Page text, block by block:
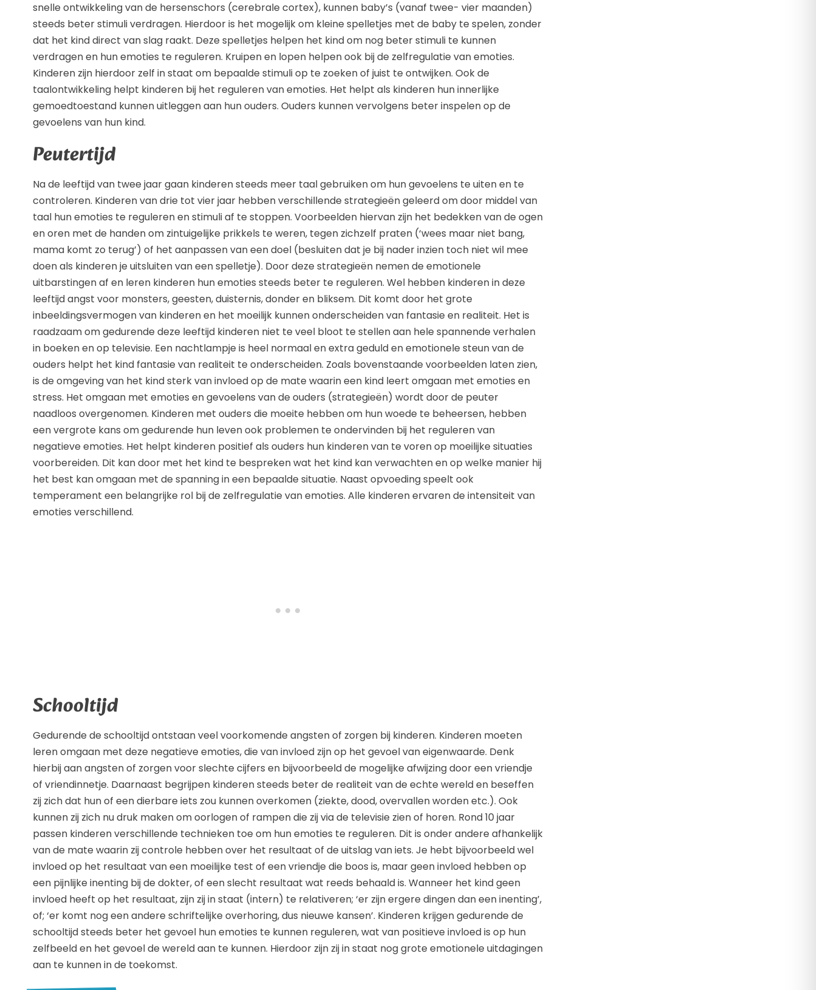
snelle ontwikkeling van de hersenschors (cerebrale cortex), kunnen baby’s (vanaf twee- vier maanden)
steeds beter stimuli verdragen. Hierdoor is het mogelijk om kleine spelletjes met de baby te spelen, zonder
dat het kind direct van slag raakt. Deze spelletjes helpen het kind om nog beter stimuli te kunnen
verdragen en hun emoties te reguleren. Kruipen en lopen helpen ook bij de zelfregulatie van emoties.
Kinderen zijn hierdoor zelf in staat om bepaalde stimuli op te zoeken of juist te ontwijken. Ook de
taalontwikkeling helpt kinderen bij het reguleren van emoties. Het helpt als kinderen hun innerlijke
gemoedtoestand kunnen uitleggen aan hun ouders. Ouders kunnen vervolgens beter inspelen op de
gevoelens van hun kind.
Peutertijd
Na de leeftijd van twee jaar gaan kinderen steeds meer taal gebruiken om hun gevoelens te uiten en te
controleren. Kinderen van drie tot vier jaar hebben verschillende strategieën geleerd om door middel van
taal hun emoties te reguleren en stimuli af te stoppen. Voorbeelden hiervan zijn het bedekken van de ogen
en oren met de handen om zintuigelijke prikkels te weren, tegen zichzelf praten (‘wees maar niet bang,
mama komt zo terug’) of het aanpassen van een doel (besluiten dat je bij nader inzien toch niet wil mee
doen als kinderen je uitsluiten van een spelletje). Door deze strategieën nemen de emotionele
uitbarstingen af en leren kinderen hun emoties steeds beter te reguleren. Wel hebben kinderen in deze
leeftijd angst voor monsters, geesten, duisternis, donder en bliksem. Dit komt door het grote
inbeeldingsvermogen van kinderen en het moeilijk kunnen onderscheiden van fantasie en realiteit. Het is
raadzaam om gedurende deze leeftijd kinderen niet te veel bloot te stellen aan hele spannende verhalen
in boeken en op televisie. Een nachtlampje is heel normaal en extra geduld en emotionele steun van de
ouders helpt het kind fantasie van realiteit te onderscheiden. Zoals bovenstaande voorbeelden laten zien,
is de omgeving van het kind sterk van invloed op de mate waarin een kind leert omgaan met emoties en
stress. Het omgaan met emoties en gevoelens van de ouders (strategieën) wordt door de peuter
naadloos overgenomen. Kinderen met ouders die moeite hebben om hun woede te beheersen, hebben
een vergrote kans om gedurende hun leven ook problemen te ondervinden bij het reguleren van
negatieve emoties. Het helpt kinderen positief als ouders hun kinderen van te voren op moeilijke situaties
voorbereiden. Dit kan door met het kind te bespreken wat het kind kan verwachten en op welke manier hij
het best kan omgaan met de spanning in een bepaalde situatie. Naast opvoeding speelt ook
temperament een belangrijke rol bij de zelfregulatie van emoties. Alle kinderen ervaren de intensiteit van
emoties verschillend.
Schooltijd
Gedurende de schooltijd ontstaan veel voorkomende angsten of zorgen bij kinderen. Kinderen moeten
leren omgaan met deze negatieve emoties, die van invloed zijn op het gevoel van eigenwaarde. Denk
hierbij aan angsten of zorgen voor slechte cijfers en bijvoorbeeld de mogelijke afwijzing door een vriendje
of vriendinnetje. Daarnaast begrijpen kinderen steeds beter de realiteit van de echte wereld en beseffen
zij zich dat hun of een dierbare iets zou kunnen overkomen (ziekte, dood, overvallen worden etc.). Ook
kunnen zij zich nu druk maken om oorlogen of rampen die zij via de televisie zien of horen. Rond 10 jaar
passen kinderen verschillende technieken toe om hun emoties te reguleren. Dit is onder andere afhankelijk
van de mate waarin zij controle hebben over het resultaat of de uitslag van iets. Je hebt bijvoorbeeld wel
invloed op het resultaat van een moeilijke test of een vriendje die boos is, maar geen invloed hebben op
een pijnlijke inenting bij de dokter, of een slecht resultaat wat reeds behaald is. Wanneer het kind geen
invloed heeft op het resultaat, zijn zij in staat (intern) te relativeren; ‘er zijn ergere dingen dan een inenting’,
of; ‘er komt nog een andere schriftelijke overhoring, dus nieuwe kansen’. Kinderen krijgen gedurende de
schooltijd steeds beter het gevoel hun emoties te kunnen reguleren, wat van positieve invloed is op hun
zelfbeeld en het gevoel de wereld aan te kunnen. Hierdoor zijn zij in staat nog grote emotionele uitdagingen
aan te kunnen in de toekomst.